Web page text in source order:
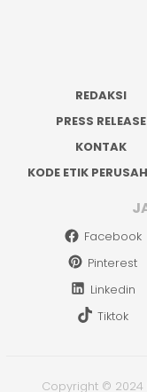
REDAKSI
PRESS RELEASE
KONTAK
KODE ETIK
Facebook
Pinterest
Linkedin
Tiktok
Copyright © 2024